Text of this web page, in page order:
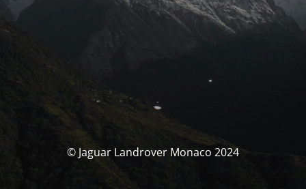
© Jaguar Landrover Monaco 2024